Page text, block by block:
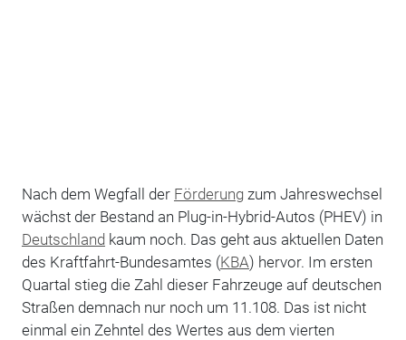
Nach dem Wegfall der Förderungzum Jahreswechsel
wächst der Bestand an Plug-in-Hybrid-Autos (PHEV) in
Deutschland kaum noch. Das geht aus aktuellen Daten
des Kraftfahrt-Bundesamtes (KBA) hervor. Im ersten
Quartal stieg die Zahl dieser Fahrzeuge auf deutschen
Straßen demnach nur noch um 11.108. Das ist nicht
einmal ein Zehntel des Wertes aus dem vierten